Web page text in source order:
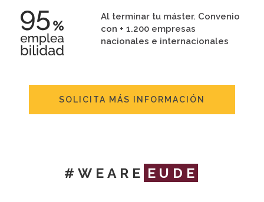
Al terminar tu máster. Convenio
con + 1.200 empresas
nacionales e internacionales
SOLICITA MÁS INFORMACIÓN
#WEARE EUDE